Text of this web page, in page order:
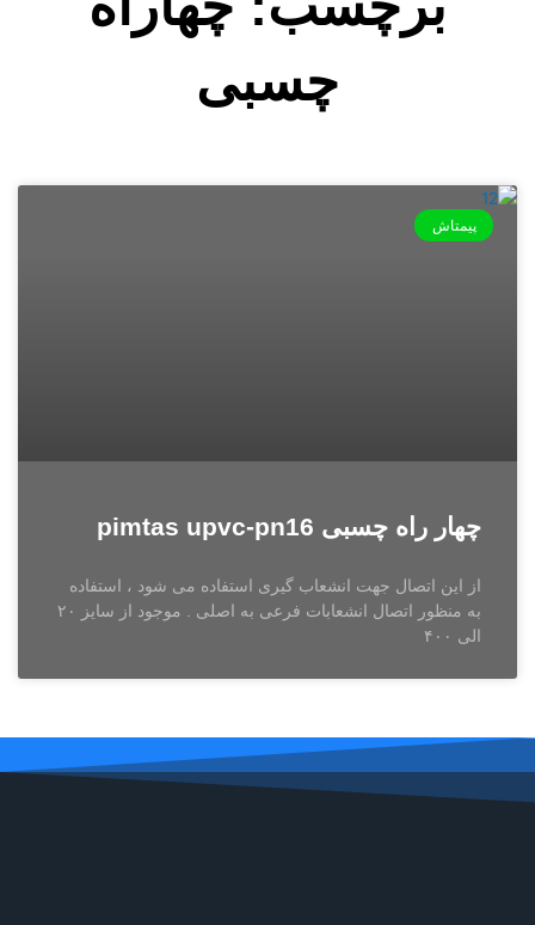
چسبی
پیمتاش
چهار راه چسبی pimtas upvc-pn16
از این اتصال جهت انشعاب گیری استفاده می شود ، استفاده
به منظور اتصال انشعابات فرعی به اصلی . موجود از سایز ۲۰
الی ۴۰۰